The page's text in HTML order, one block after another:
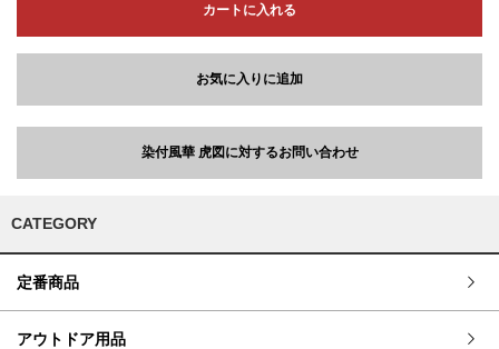
カートに入れる
お気に入りに追加
染付風華 虎図に対するお問い合わせ
CATEGORY
定番商品
アウトドア用品